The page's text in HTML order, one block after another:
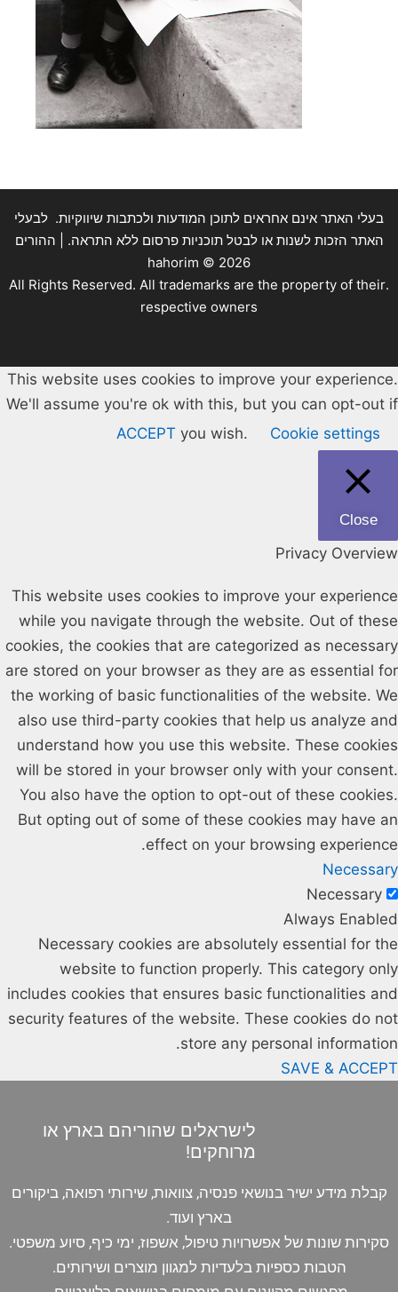
בעלי האתר אינם אחראים לתוכן המודעות ולכתבות שיווקיות. לבעלי
האתר הזכות לשנות או לבטל תוכניות פרסום ללא התראה. | ההורים
hahorim © 2026
.All Rights Reserved. All trademarks are the property of their
respective owners
This website uses cookies to improve your experience.
We'll assume you're ok with this, but you can opt-out if
you wish.
Cookie settings
ACCEPT
Close
Privacy Overview
This website uses cookies to improve your experience
while you navigate through the website. Out of these
cookies, the cookies that are categorized as necessary
are stored on your browser as they are as essential for
the working of basic functionalities of the website. We
also use third-party cookies that help us analyze and
understand how you use this website. These cookies
will be stored in your browser only with your consent.
You also have the option to opt-out of these cookies.
But opting out of some of these cookies may have an
effect on your browsing experience.
Necessary
Necessary
Always Enabled
Necessary cookies are absolutely essential for the
website to function properly. This category only
includes cookies that ensures basic functionalities and
security features of the website. These cookies do not
store any personal information.
SAVE & ACCEPT
לישראלים שהוריהם בארץ או
מרוחקים!
קבלת מידע ישיר בנושאי פנסיה, צוואות, שירותי רפואה, ביקורים
בארץ ועוד.
סקירות שונות של אפשרויות טיפול, אשפוז, ימי כיף, סיוע משפטי.
הטבות כספיות בלעדיות למגוון מוצרים ושירותים.